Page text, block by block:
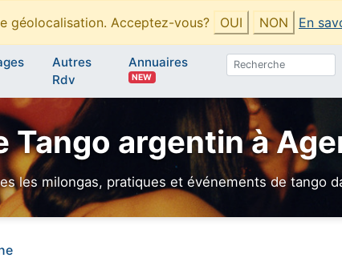
géolocalisation. Acceptez-vous? OUI NON En
Autres
Rdv
Annuaires
NEW
Tango argentin à
les milongas, pratiques et événements de tango